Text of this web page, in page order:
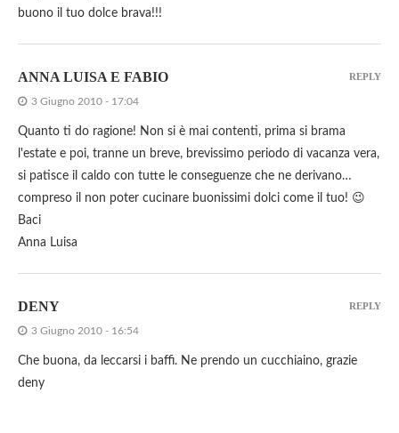
buono il tuo dolce brava!!!
ANNA LUISA E FABIO
3 Giugno 2010 - 17:04
Quanto ti do ragione! Non si è mai contenti, prima si brama
l'estate e poi, tranne un breve, brevissimo periodo di vacanza vera,
si patisce il caldo con tutte le conseguenze che ne derivano…
compreso il non poter cucinare buonissimi dolci come il tuo! 😉
Baci
Anna Luisa
REPLY
DENY
3 Giugno 2010 - 16:54
Che buona, da leccarsi i baffi. Ne prendo un cucchiaino, grazie
deny
REPLY